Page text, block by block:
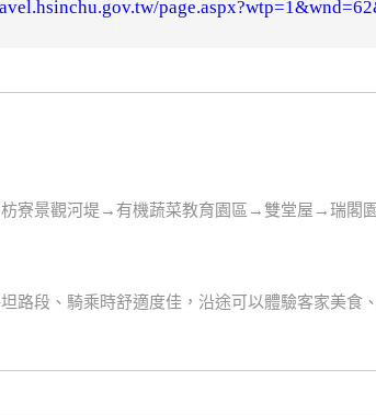
寮景觀河堤→有機蔬菜教育園區→雙堂屋→瑞
路段、騎乘時舒適度佳，沿途可以體驗客家美食